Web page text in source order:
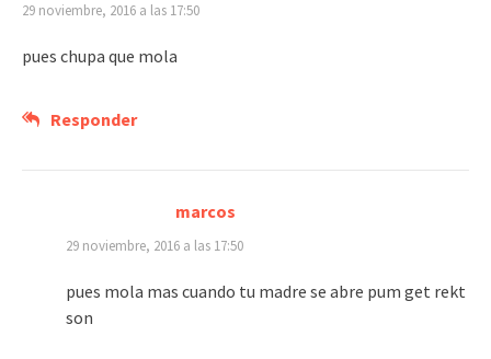
29 noviembre, 2016 a las 17:50
pues chupa que mola
Responder
marcos
29 noviembre, 2016 a las 17:50
pues mola mas cuando tu madre se abre pum get rekt
son